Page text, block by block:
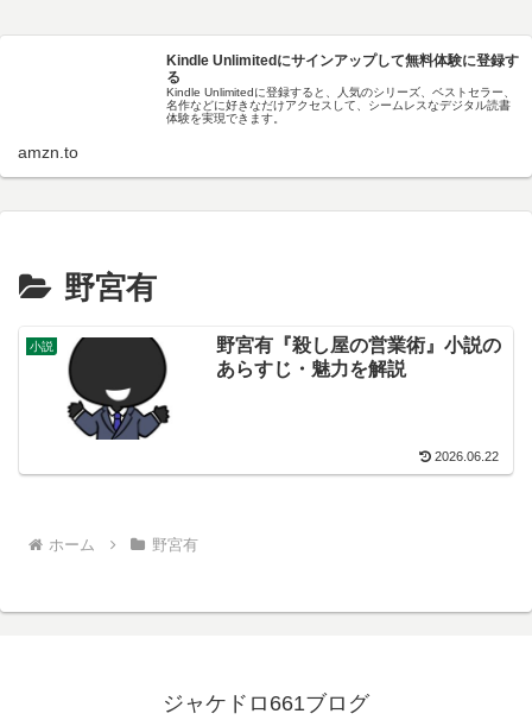
Kindle Unlimitedにサインアップして無料体験に登録す
る
Kindle Unlimitedに登録すると、人気のシリーズ、ベストセラー、
名作などに好きなだけアクセスして、シームレスなデジタル読書
体験を実現できます。
amzn.to
野宮有
小説
野宮有『殺し屋の営業術』小説の
あらすじ・魅力を解説
2026.06.22
ホーム 野宮有
ジャケドロ661ブログ